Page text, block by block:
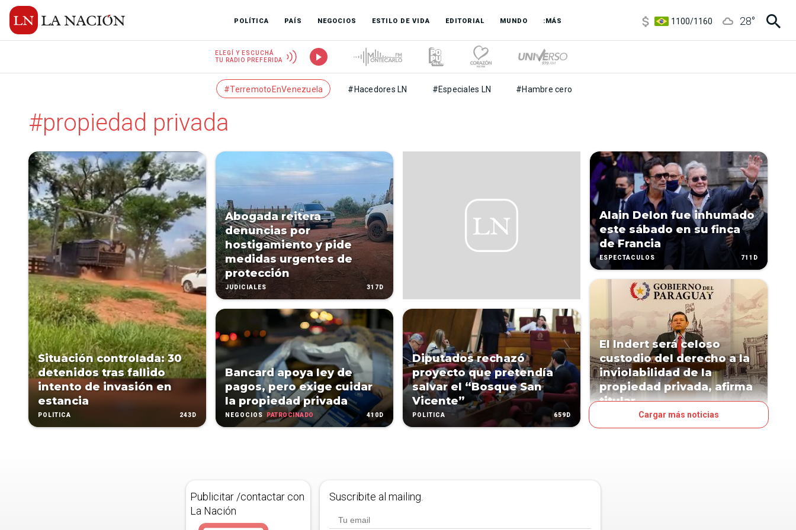
POLÍTICA PAÍS NEGOCIOS ESTILO DE VIDA EDITORIAL MUNDO :MÁS
1100/1160
28°
ELEGÍ Y ESCUCHÁ
TU RADIO PREFERIDA
#TerremotoEnVenezuela #Hacedores LN #Especiales LN #Hambre cero
#propiedad privada
Situación controlada: 30
detenidos tras fallido
intento de invasión en
estancia
POLÍTICA 243D
Abogada reitera
denuncias por
hostigamiento y pide
medidas urgentes de
protección
JUDICIALES 317D
Bancard apoya ley de
pagos, pero exige cuidar
la propiedad privada
NEGOCIOS PATROCINADO 410D
Diputados rechazó
proyecto que pretendía
salvar el “Bosque San
Vicente”
POLÍTICA 659D
Alain Delon fue inhumado
este sábado en su finca
de Francia
ESPECTÁCULOS 711D
El Indert será celoso
custodio del derecho a la
inviolabilidad de la
propiedad privada, afirma
titular
Cargar más noticias
Publicitar /contactar con
La Nación
Suscribite al mailing.